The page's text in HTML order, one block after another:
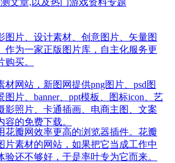
图片、设计素材、创意图片、矢量图
作为一家正版图片库，自主化服务更
买。
材网站，新图网提供png图片、psd图
片、banner、ppt模板、图标icon、艺
影照片、卡通插画、电商主图、文案
的免费下载。
花瓣网效率更高的浏览器插件。花瓣
片素材的网站，如果把它当成工作中
验还不够好，于是率叶专为它而来。